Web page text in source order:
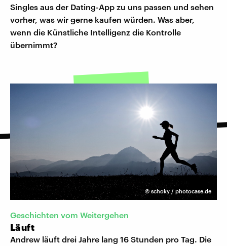
Singles aus der Dating-App zu uns passen und sehen
vorher, was wir gerne kaufen würden. Was aber,
wenn die Künstliche Intelligenz die Kontrolle
übernimmt?
© schoky / photocase.de
Geschichten vom Weitergehen
Läuft
Andrew läuft drei Jahre lang 16 Stunden pro Tag. Die